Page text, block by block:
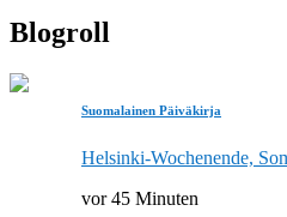
Blogroll
Suomalainen Päiväkirja
Helsinki-Wochenende,
vor 45 Minuten